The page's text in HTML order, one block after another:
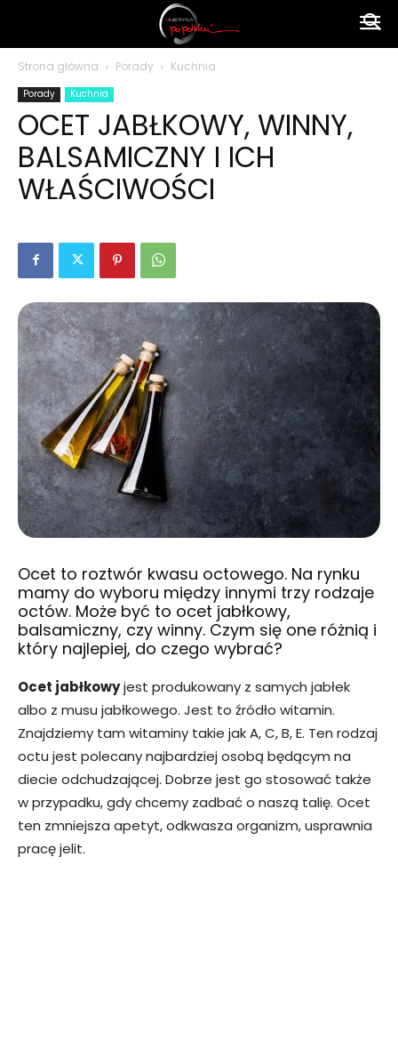
polsku
Strona główna Porady Kuchnia
Porady Kuchnia
OCET JABŁKOWY, WINNY,
BALSAMICZNY I ICH
WŁAŚCIWOŚCI
Ocet to roztwór kwasu octowego. Na rynku
mamy do wyboru między innymi trzy rodzaje
octów. Może być to ocet jabłkowy,
balsamiczny, czy winny. Czym się one różnią i
który najlepiej, do czego wybrać?
Ocet jabłkowyjest produkowany z samych jabłek
albo z musu jabłkowego. Jest to źródło witamin.
Znajdziemy tam witaminy takie jak A, C, B, E. Ten rodzaj
octu jest polecany najbardziej osobą będącym na
diecie odchudzającej. Dobrze jest go stosować także
w przypadku, gdy chcemy zadbać o naszą talię. Ocet
ten zmniejsza apetyt, odkwasza organizm, usprawnia
pracę jelit.